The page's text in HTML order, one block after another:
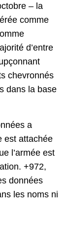
– la
comme
d’entre
chevronnés
dans la base
a
est attachée
l’armée est
+972,
données
les noms ni